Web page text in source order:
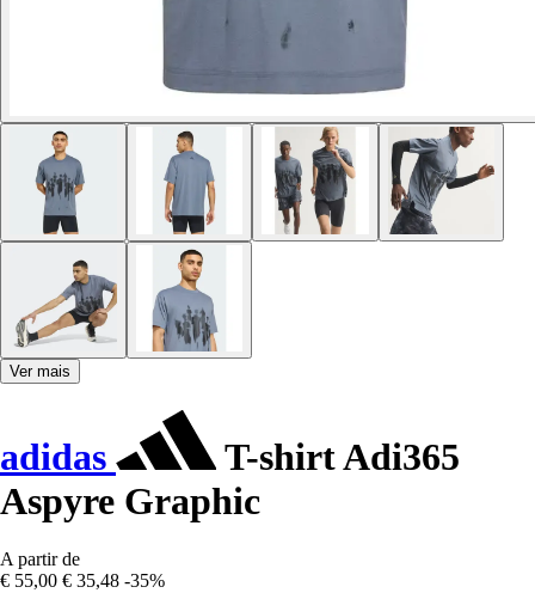
Ver mais
adidas
T-shirt Adi365
Aspyre Graphic
A partir de
€ 55,00 € 35,48 -35%